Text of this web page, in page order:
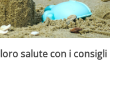
salute con i consigli